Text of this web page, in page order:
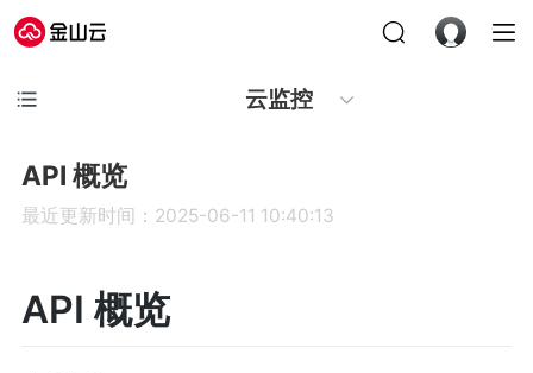
云监控
API 概览
最近更新时间：2025-06-11 10:40:13
API 概览